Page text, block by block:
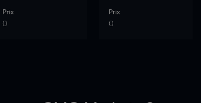
Prix
0
Prix
0